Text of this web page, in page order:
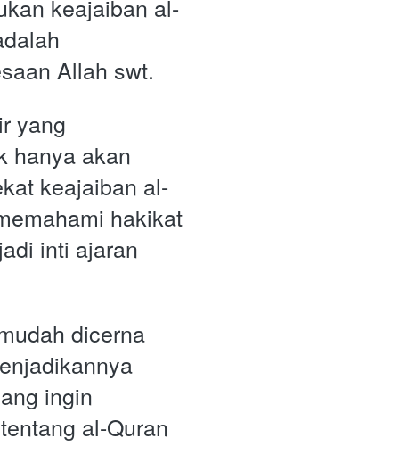
keajaiban al-
Allah swt.
yang
hanya akan
keajaiban al-
hakikat
inti ajaran
dicerna
ingin
al-Quran